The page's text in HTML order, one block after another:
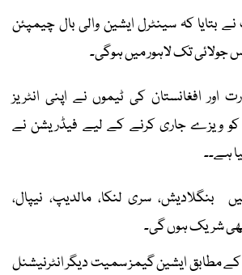
بتایا کہ سینٹرل ایشین والی بال چیمپئن
تک لاہور میں ہوگی۔
اور افغانستان کی ٹیموں نے اپنی انٹریز
کو ویزے جاری کرنے کے لیے فیڈریشن نے
ہے۔۔
سری لنکا، مالدیپ، نیپال،
شریک ہوں گی۔
مطابق ایشین گیمز سمیت دیگر انٹرنیشنل